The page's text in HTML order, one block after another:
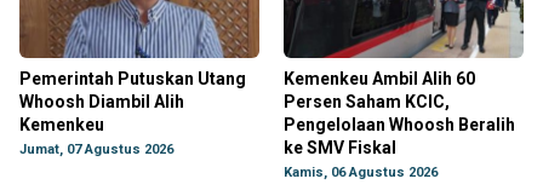
Pemerintah Putuskan Utang
Whoosh Diambil Alih
Kemenkeu
Jumat, 07 Agustus 2026
Kemenkeu Ambil Alih 60
Persen Saham KCIC,
Pengelolaan Whoosh Beralih
ke SMV Fiskal
Kamis, 06 Agustus 2026